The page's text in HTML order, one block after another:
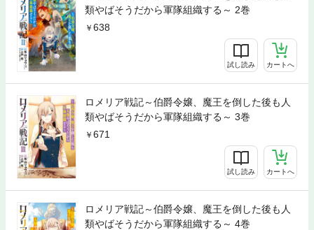
類やばそうだから軍隊組織する～ 2巻
638
試し読み カートへ
ロメリア戦記～伯爵令嬢、魔王を倒した後も人
類やばそうだから軍隊組織する～ 3巻
671
試し読み カートへ
ロメリア戦記～伯爵令嬢、魔王を倒した後も人
類やばそうだから軍隊組織する～ 4巻